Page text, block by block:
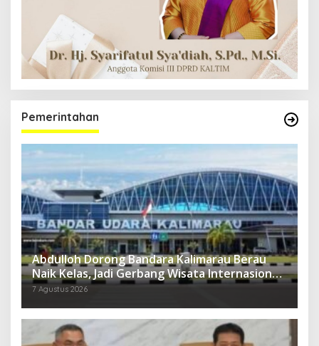
Pemerintahan
Abdulloh Dorong Bandara Kalimarau Berau
Naik Kelas, Jadi Gerbang Wisata Internasional
Kaltim
7 Agustus 2026